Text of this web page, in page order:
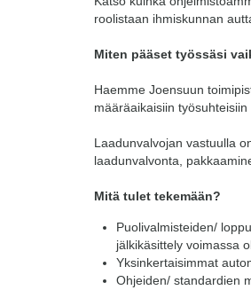
roolistaan ihmiskunnan
Miten pääset työssäsi
Haemme Joensuun
määräaikaisiin
Laadunvalvojan vastuulla
laadunvalvonta,
Mitä tulet tekemään?
Puolivalmisteiden/
jälkikäsittely voimassa
Yksinkertaisimmat
Ohjeiden/ standardien